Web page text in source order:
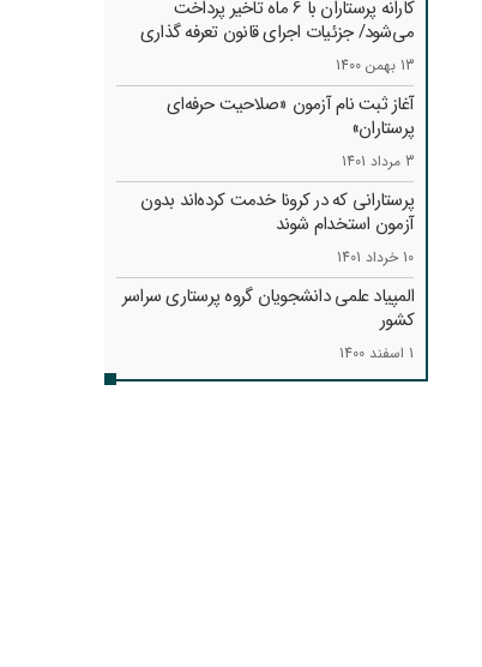
کارانه‌ پرستاران با 6 ماه تاخیر پرداخت
می‌شود/ جزئیات اجرای قانون تعرفه گذاری
13 بهمن 1400
آغاز ثبت نام آزمون «صلاحیت حرفه‌ای
پرستاران»
3 مرداد 1401
پرستارانی که در کرونا خدمت کرد‌ه‌اند بدون
آزمون استخدام شوند
10 خرداد 1401
المپیاد علمی دانشجویان گروه پرستاری سراسر
کشور
1 اسفند 1400